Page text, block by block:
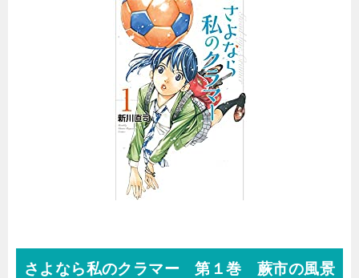
さよなら私のクラマー 第１巻 蕨市の風景